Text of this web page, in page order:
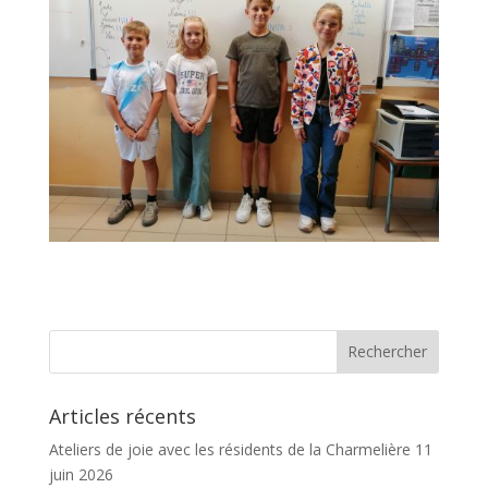
Articles récents
Ateliers de joie avec les résidents de la Charmelière 11
juin 2026